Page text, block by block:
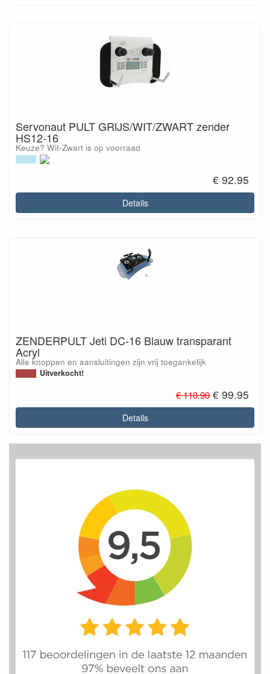
Servonaut PULT GRIJS/WIT/ZWART zender
HS12-16
Keuze? Wit-Zwart is op voorraad
€ 92.95
Details
ZENDERPULT Jeti DC-16 Blauw transparant
Acryl
Alle knoppen en aansluitingen zijn vrij toegankelijk
Uitverkocht!
€ 110.90 € 99.95
Details